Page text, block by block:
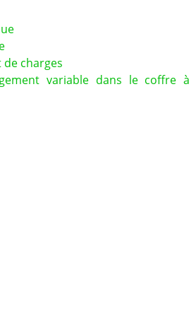
charges
variable dans le coffre à